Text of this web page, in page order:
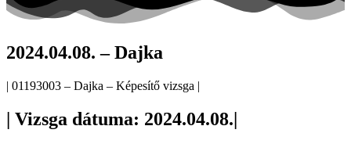
2024.04.08. – Dajka
| 01193003 – Dajka – Képesítő vizsga |
| Vizsga dátuma: 2024.04.08.|